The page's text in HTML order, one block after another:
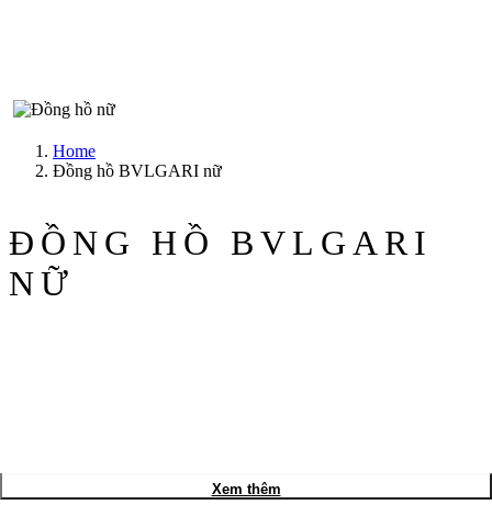
Home
Đồng hồ BVLGARI nữ
ĐỒNG HỒ BVLGARI
NỮ
Xem thêm